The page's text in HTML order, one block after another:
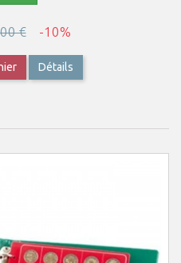
€ -10%
Détails